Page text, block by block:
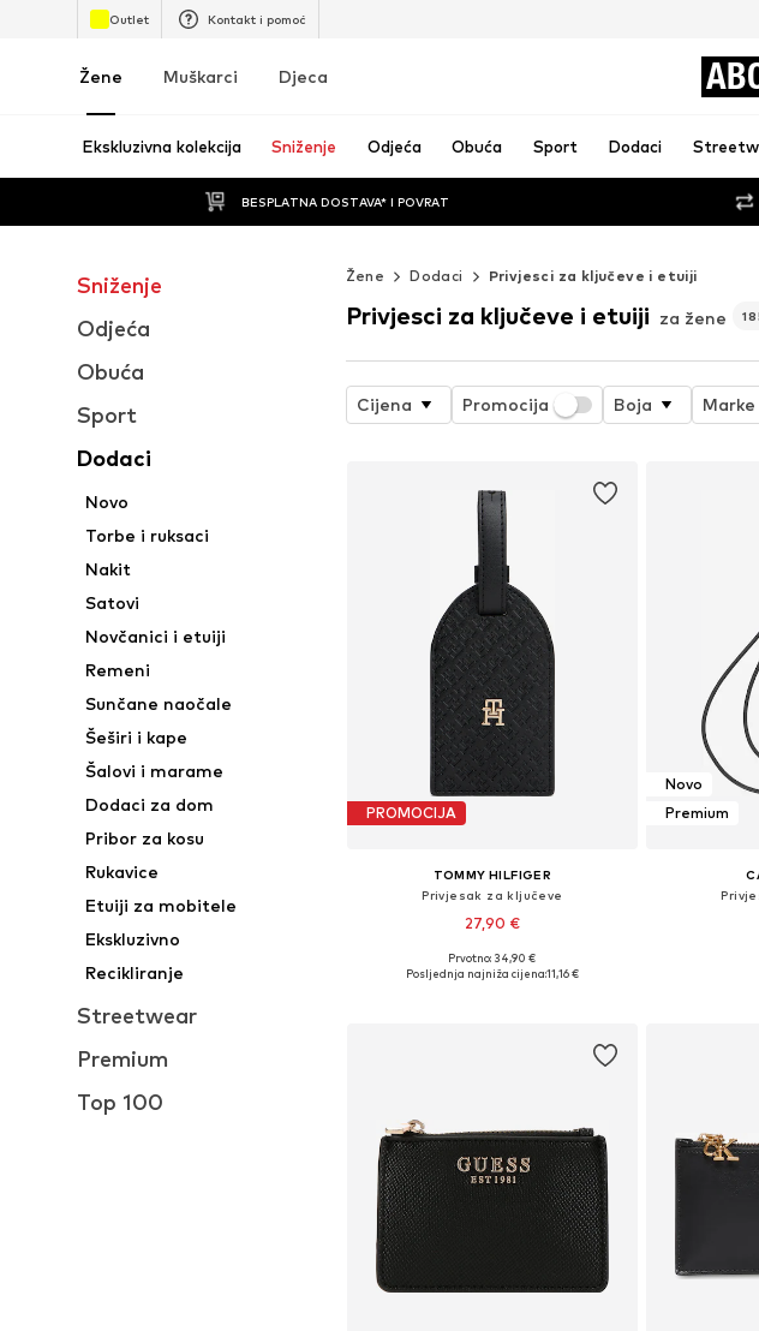
Outlet Kontakt i pomoć
Žene Muškarci Djeca
Ekskluzivna kolekcija Sniženje Odjeća Obuća Sport Dodaci
BESPLATNA DOSTAVA* I POVRAT
Sniženje
Odjeća
Obuća
Sport
Dodaci
Novo
Torbe i ruksaci
Nakit
Satovi
Novčanici i etuiji
Remeni
Sunčane naočale
Šeširi i kape
Šalovi i marame
Dodaci za dom
Pribor za kosu
Rukavice
Etuiji za mobitele
Ekskluzivno
Recikliranje
Streetwear
Premium
Top 100
Žene Dodaci Privjesci za ključeve i etuiji
Privjesci za ključeve i etuiji za žene
Cijena Promocija Boja Marke
PROMOCIJA
TOMMY HILFIGER
Privjesak za ključeve
27,90 €
Dostupne veličine: One Size
Prvotno: 34,90 €
Posljednja najniža cijena:11,16 €
Novo
Premium